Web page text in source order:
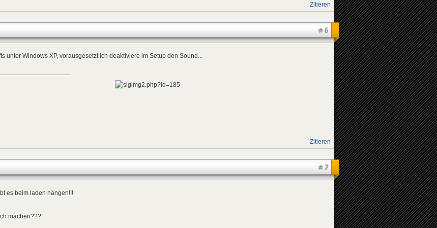
Zitieren
#6
unter Windows XP, vorausgesetzt ich deaktiviere im Setup den Sound...
Zitieren
#7
es beim laden hängen!!!
machen???